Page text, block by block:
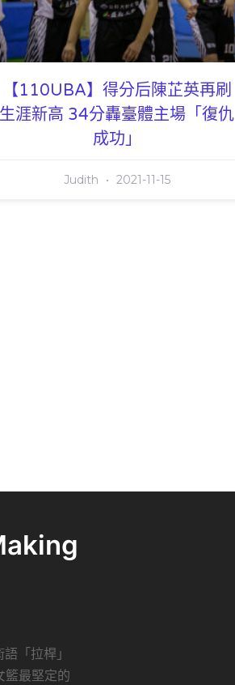
【110UBA】得分后陳芷英再刷
生涯新高 34分轟臺體主場「復仇
成功」
Judith 2021-11-15
「拉桿」
籃最堅定的